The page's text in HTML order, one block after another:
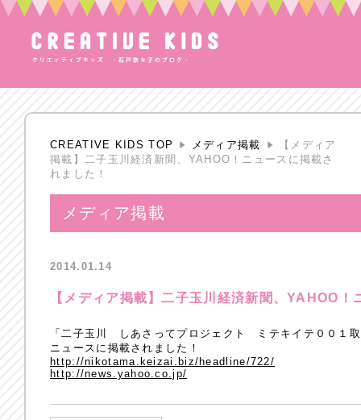
CREATIVE KIDS TOP メディア掲載
【メディア
掲載】二子玉川経済新聞、YAHOO！ニュースに掲載さ
れました！
メディア掲載
2014.01.14
【メディア掲載】二子玉川経済新聞、YAHOO
「二子玉川 しあさってプロジェクト ミテキイテ００１
ニュースに掲載されました！
http://nikotama.keizai.biz/headline/722/
http://news.yahoo.co.jp/